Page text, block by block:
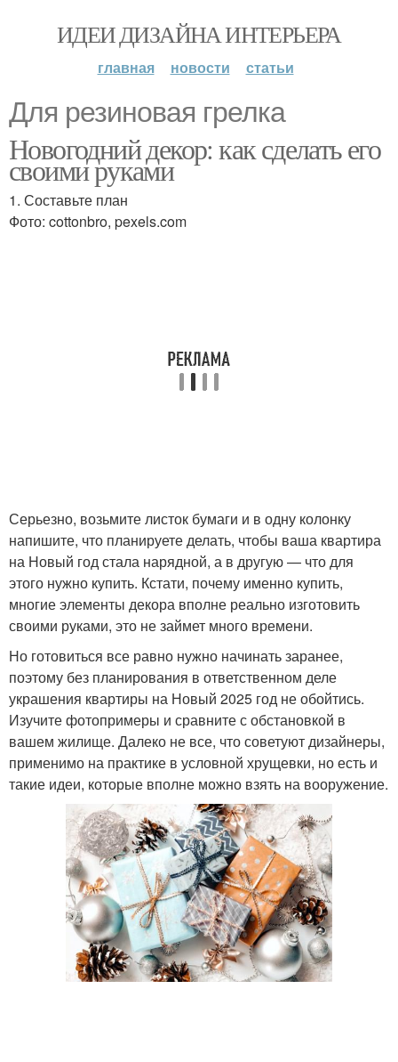
ИДЕИ ДИЗАЙНА ИНТЕРЬЕРА
главная новости статьи
Для резиновая грелка
Новогодний декор: как сделать его
своими руками
1. Составьте план
Фото: cottonbro, pexels.com
Серьезно, возьмите листок бумаги и в одну колонку
напишите, что планируете делать, чтобы ваша квартира
на Новый год стала нарядной, а в другую — что для
этого нужно купить. Кстати, почему именно купить,
многие элементы декора вполне реально изготовить
своими руками, это не займет много времени.
Но готовиться все равно нужно начинать заранее,
поэтому без планирования в ответственном деле
украшения квартиры на Новый 2025 год не обойтись.
Изучите фотопримеры и сравните с обстановкой в
вашем жилище. Далеко не все, что советуют дизайнеры,
применимо на практике в условной хрущевки, но есть и
такие идеи, которые вполне можно взять на вооружение.